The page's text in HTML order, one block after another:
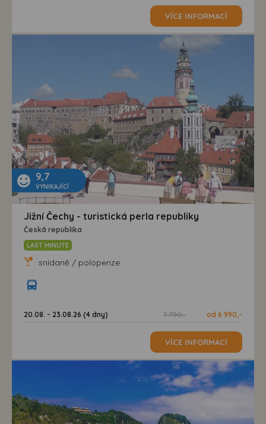
VÍCE INFORMACÍ
9,7
VYNIKAJÍCÍ
Jižní Čechy - turistická perla republiky
Česká republika
LAST MINUTE
snídaně / polopenze
20.08. - 23.08.26 (4 dny) 7 790,- od 6 990,-
VÍCE INFORMACÍ